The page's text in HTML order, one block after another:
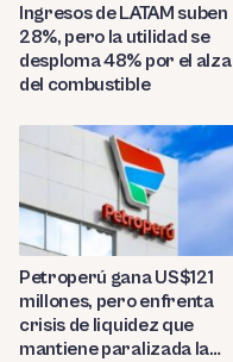
Ingresos de LATAM suben
28%, pero la utilidad se
desploma 48% por el alza
del combustible
Petroperú gana US$121
millones, pero enfrenta
crisis de liquidez que
mantiene paralizada la